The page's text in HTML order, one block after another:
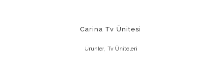
Carina Tv Ünitesi
Ürünler, Tv Üniteleri